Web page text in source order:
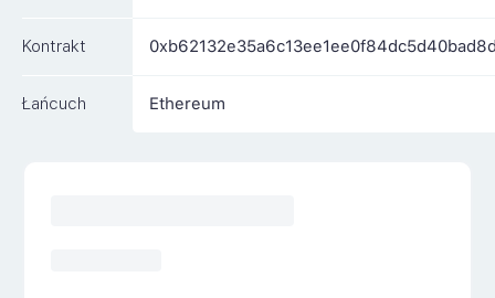
Kontrakt
Łańcuch Ethereum